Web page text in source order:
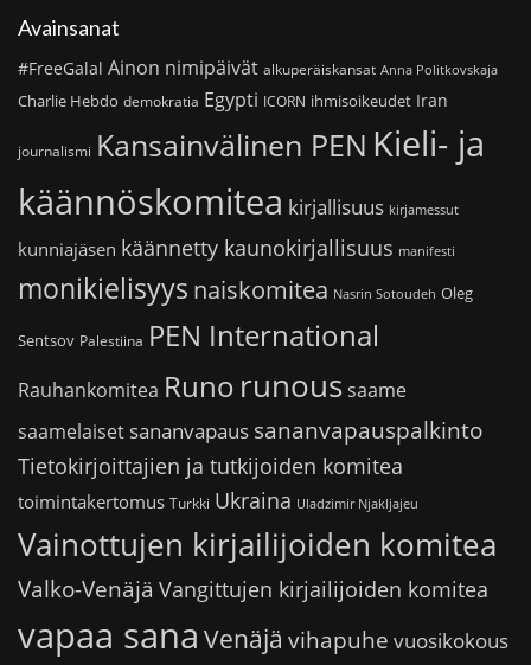
Avainsanat
#FreeGalal Ainon nimipäivät alkuperäiskansat Anna Politkovskaja
Charlie Hebdo demokratia Egypti ICORN ihmisoikeudet Iran
journalismi Kansainvälinen PEN Kieli- ja
käännöskomitea kirjallisuus kirjamessut
kunniajäsen käännetty kaunokirjallisuus manifesti
monikielisyys naiskomitea Nasrin Sotoudeh Oleg
Sentsov Palestiina PEN International
Rauhankomitea Runo runoussaame
saamelaiset sananvapaus sananvapauspalkinto
Tietokirjoittajien ja tutkijoiden komitea
toimintakertomus Turkki Ukraina Uladzimir Njakljajeu
Vainottujen kirjailijoiden komitea
Valko-Venäjä Vangittujen kirjailijoiden komitea
vapaa sana Venäjä vihapuhe vuosikokous